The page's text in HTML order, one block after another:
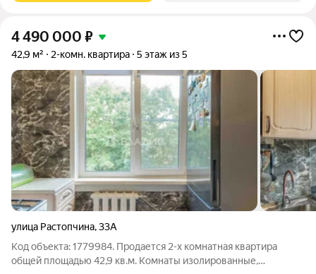
4 490 000 ₽
42,9 м² 2-комн. квартира 5 этаж из 5
улица Растопчина,33А
Код объекта: 1779984. Продается 2-х комнатная квартира
общей площадью 42,9 кв.м. Комнаты изолированные,